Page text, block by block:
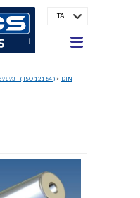
ITA
- ( ISO 12164 ) > DIN